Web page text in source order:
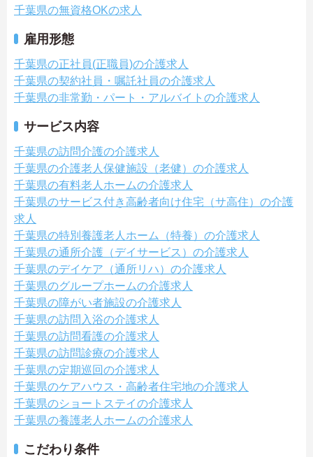
千葉県の無資格OKの求人
雇用形態
千葉県の正社員(正職員)の介護求人
千葉県の契約社員・嘱託社員の介護求人
千葉県の非常勤・パート・アルバイトの介護求人
サービス内容
千葉県の訪問介護の介護求人
千葉県の介護老人保健施設（老健）の介護求人
千葉県の有料老人ホームの介護求人
千葉県のサービス付き高齢者向け住宅（サ高住）の介護
求人
千葉県の特別養護老人ホーム（特養）の介護求人
千葉県の通所介護（デイサービス）の介護求人
千葉県のデイケア（通所リハ）の介護求人
千葉県のグループホームの介護求人
千葉県の障がい者施設の介護求人
千葉県の訪問入浴の介護求人
千葉県の訪問看護の介護求人
千葉県の訪問診療の介護求人
千葉県の定期巡回の介護求人
千葉県のケアハウス・高齢者住宅地の介護求人
千葉県のショートステイの介護求人
千葉県の養護老人ホームの介護求人
こだわり条件